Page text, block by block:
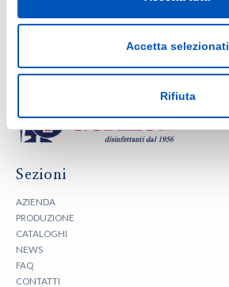
Accetta selezionati
Rifiuta
GERMO @WORLD HEALTH EXPO – DUBAI
Sezioni
AZIENDA
PRODUZIONE
CATALOGHI
NEWS
FAQ
CONTATTI